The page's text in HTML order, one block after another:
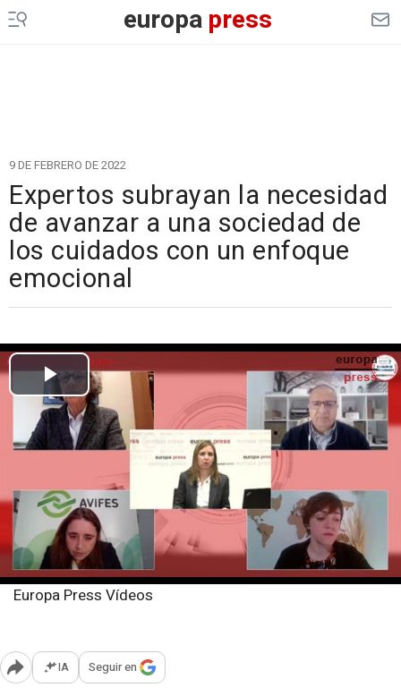
europapress
9 DE FEBRERO DE 2022
Expertos subrayan la necesidad
de avanzar a una sociedad de
los cuidados con un enfoque
emocional
Europa Press Vídeos
Abrir opciones para compartir
IA Seguir en